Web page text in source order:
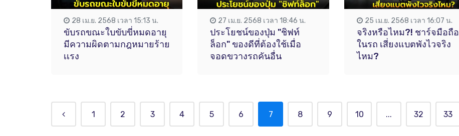
28 เม.ย. 2568 เวลา 15:13 น.
ขับรถขณะใบขับขี่หมดอายุ
มีความผิดตามกฎหมายร้าย
เเรง
27 เม.ย. 2568 เวลา 18:46 น.
ประโยชน์ของปุ่ม "ชิฟท์
ล็อก" ของดีที่ต้องใช้เมื่อ
จอดขวางรถคันอื่น
25 เม.ย. 2568 เวลา 16:07 น.
จริงหรือไหม?! ชาร์จมือถือ
ในรถ เสี่ยงแบตพังไวจริง
ไหม?
1 2 3 4 5 6 7 8 9 10 ... 32 33